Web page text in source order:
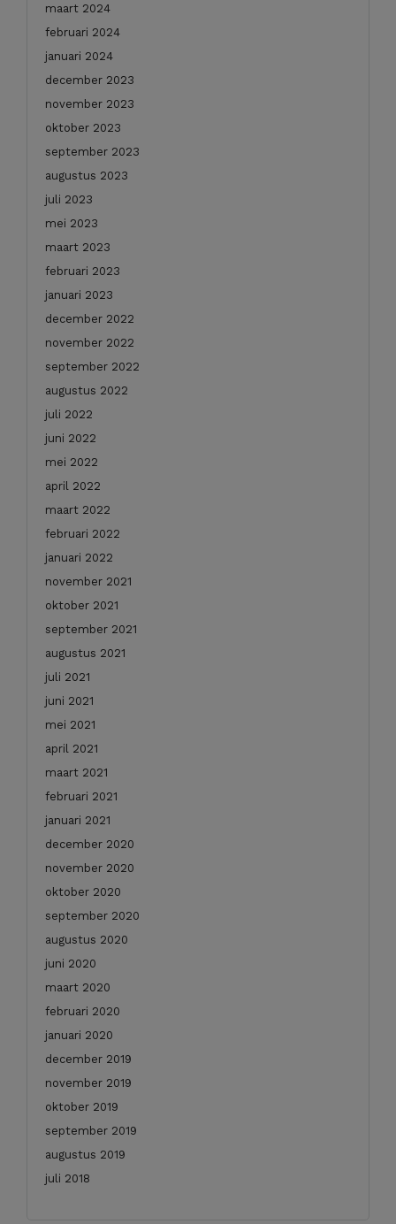
maart 2024
februari 2024
januari 2024
december 2023
november 2023
oktober 2023
september 2023
augustus 2023
juli 2023
mei 2023
maart 2023
februari 2023
januari 2023
december 2022
november 2022
september 2022
augustus 2022
juli 2022
juni 2022
mei 2022
april 2022
maart 2022
februari 2022
januari 2022
november 2021
oktober 2021
september 2021
augustus 2021
juli 2021
juni 2021
mei 2021
april 2021
maart 2021
februari 2021
januari 2021
december 2020
november 2020
oktober 2020
september 2020
augustus 2020
juni 2020
maart 2020
februari 2020
januari 2020
december 2019
november 2019
oktober 2019
september 2019
augustus 2019
juli 2018